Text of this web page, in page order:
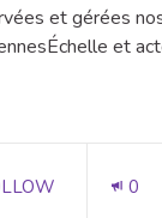
et gérées
et
et Citoyenneté
0